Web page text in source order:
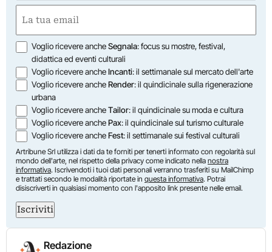
First
(Required)
Opzioni
Voglio ricevere ancheSegnala: focus su mostre, festival,
didattica ed eventi culturali
Voglio ricevere ancheIncanti: il settimanale sul mercato dell'arte
Voglio ricevere ancheRender: il quindicinale sulla rigenerazione
urbana
Voglio ricevere ancheTailor: il quindicinale su moda e cultura
Voglio ricevere anchePax: il quindicinale sul turismo culturale
Voglio ricevere ancheFest: il settimanale sui festival culturali
Artribune Srl utilizza i dati da te forniti per tenerti informato con regolarità sul
mondo dell'arte, nel rispetto della privacy come indicato nella nostra
informativa. Iscrivendoti i tuoi dati personali verranno trasferiti su MailChimp
e trattati secondo le modalità riportate in questa informativa. Potrai
disiscriverti in qualsiasi momento con l'apposito link presente nelle email.
Iscriviti
Redazione